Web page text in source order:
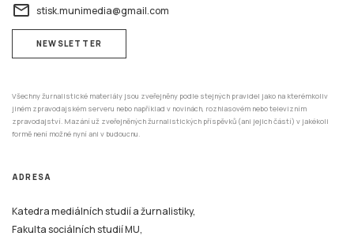
email stisk.munimedia@gmail.com
NEWSLETTER
Všechny žurnalistické materiály jsou zveřejněny podle stejných pravidel jako na kterémkoliv
jiném zpravodajském serveru nebo například v novinách, rozhlasovém nebo televizním
zpravodajství. Mazání už zveřejněných žurnalistických příspěvků (ani jejich částí) v jakékoli
formě není možné nyní ani v budoucnu.
ADRESA
Katedra mediálních studií a žurnalistiky,
Fakulta sociálních studií MU,